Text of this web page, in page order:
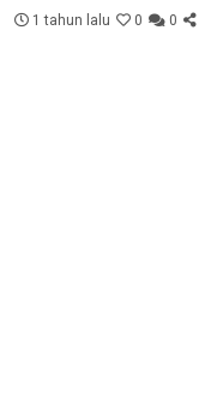
1 tahun lalu 0 0